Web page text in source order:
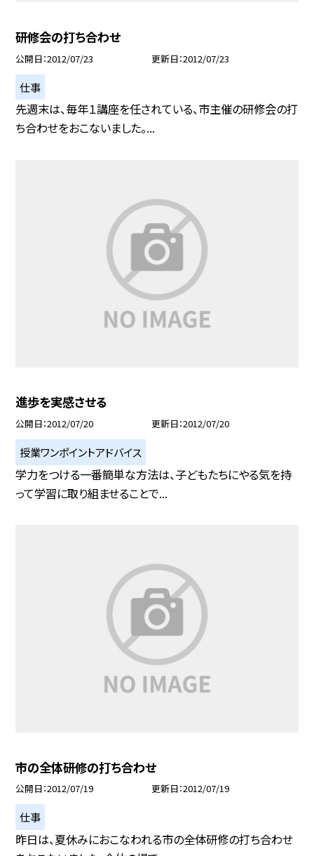
研修会の打ち合わせ
公開日 2012/07/23 更新日 2012/07/23
仕事
先週末は、毎年１講座を任されている、市主催の研修会の打
ち合わせをおこないました。...
進歩を実感させる
公開日 2012/07/20 更新日 2012/07/20
授業ワンポイントアドバイス
学力をつける一番簡単な方法は、子どもたちにやる気を持
って学習に取り組ませることで...
市の全体研修の打ち合わせ
公開日 2012/07/19 更新日 2012/07/19
仕事
昨日は、夏休みにおこなわれる市の全体研修の打ち合わせ